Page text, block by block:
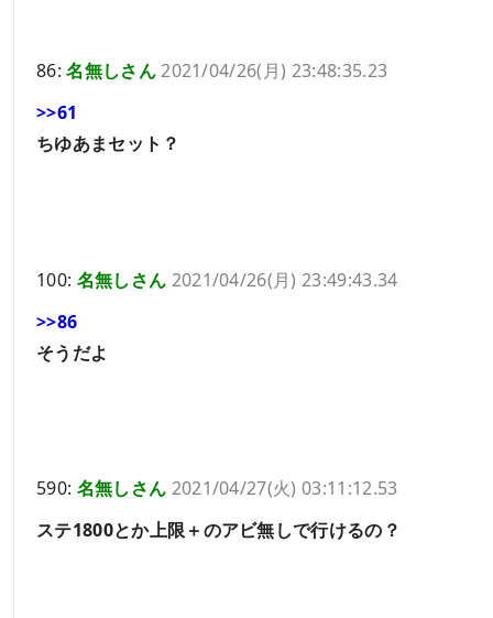
86:名無しさん2021/04/26(月) 23:48:35.23
>>61
ちゆあまセット？
100: 名無しさん 2021/04/26(月) 23:49:43.34
>>86
そうだよ
590: 名無しさん 2021/04/27(火) 03:11:12.53
ステ1800とか上限＋のアビ無しで行けるの？